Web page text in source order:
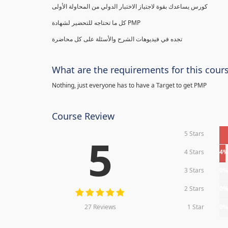
كل ما تحتاجه للتحضير لشهادة PMP
تجده في فيديوهات الشرح والأسئلة على كل محاضرة
What are the requirements for this
Nothing, just everyone has to have a Target to get PMP
Course Review
5
27 Reviews
5 Stars
4 Stars 4%
3 Stars
2 Stars
1 Star